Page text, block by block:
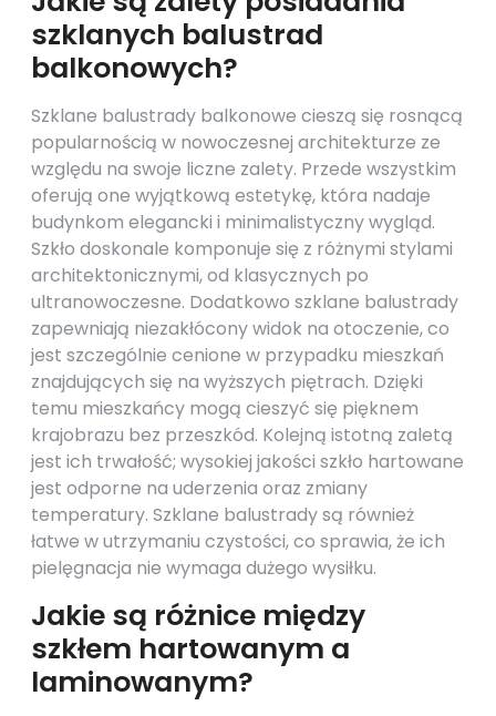
szklanych balustrad
balkonowych?
Szklane balustrady balkonowe cieszą się rosnącą
popularnością w nowoczesnej architekturze ze
względu na swoje liczne zalety. Przede wszystkim
oferują one wyjątkową estetykę, która nadaje
budynkom elegancki i minimalistyczny wygląd.
Szkło doskonale komponuje się z różnymi stylami
architektonicznymi, od klasycznych po
ultranowoczesne. Dodatkowo szklane balustrady
zapewniają niezakłócony widok na otoczenie, co
jest szczególnie cenione w przypadku mieszkań
znajdujących się na wyższych piętrach. Dzięki
temu mieszkańcy mogą cieszyć się pięknem
krajobrazu bez przeszkód. Kolejną istotną zaletą
jest ich trwałość; wysokiej jakości szkło hartowane
jest odporne na uderzenia oraz zmiany
temperatury. Szklane balustrady są również
łatwe w utrzymaniu czystości, co sprawia, że ich
pielęgnacja nie wymaga dużego wysiłku.
Jakie są różnice między
szkłem hartowanym a
laminowanym?